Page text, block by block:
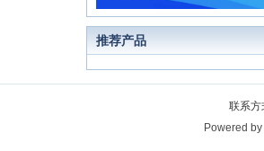
推荐产品
联系方
Powered by